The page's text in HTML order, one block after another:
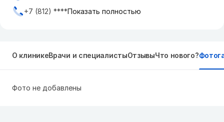
+7 (812) ****Показать полностью
О клиникеВрачи и специалистыОтзывыЧто нового?
Фото не добавлены